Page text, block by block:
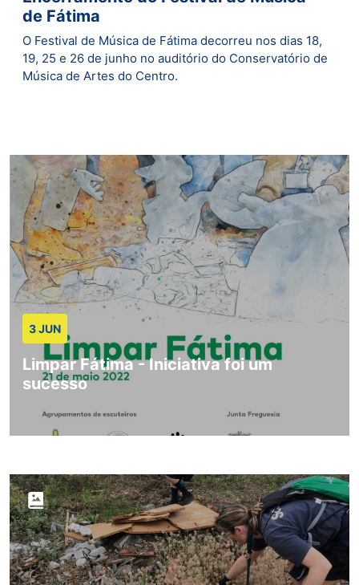
de Fátima
O Festival de Música de Fátima decorreu nos dias 18,
19, 25 e 26 de junho no auditório do Conservatório de
Música de Artes do Centro.
3 JUN
Limpar Fátima - Iniciativa foi um
sucesso